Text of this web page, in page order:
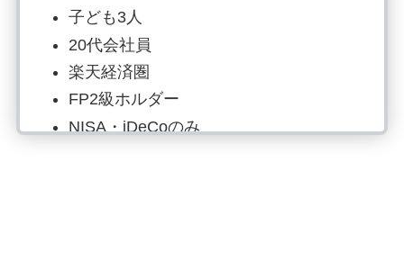
子ども3人
20代会社員
楽天経済圏
FP2級ホルダー
NISA・iDeCoのみ